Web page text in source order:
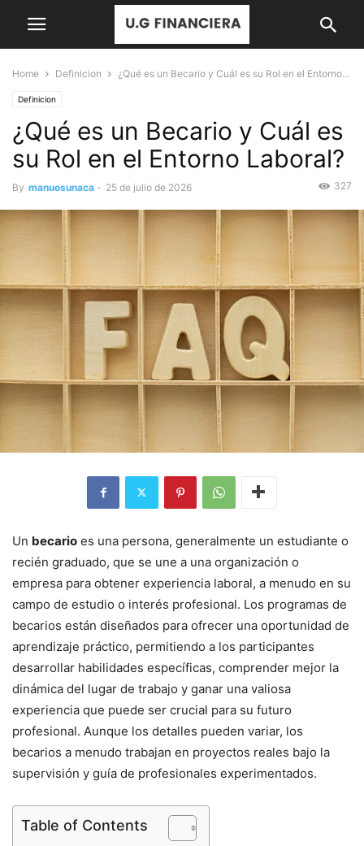
Home Definicion ¿Qué es un Becario y Cuál es su Rol en el Entorno...
Definicion
¿Qué es un Becario y Cuál es
su Rol en el Entorno Laboral?
By manuosunaca - 25 de julio de 2026 327
Un becario es una persona, generalmente un estudiante o
recién graduado, que se une a una organización o
empresa para obtener experiencia laboral, a menudo en su
campo de estudio o interés profesional. Los programas de
becarios están diseñados para ofrecer una oportunidad de
aprendizaje práctico, permitiendo a los participantes
desarrollar habilidades específicas, comprender mejor la
dinámica del lugar de trabajo y ganar una valiosa
experiencia que puede ser crucial para su futuro
profesional. Aunque los detalles pueden variar, los
becarios a menudo trabajan en proyectos reales bajo la
supervisión y guía de profesionales experimentados.
Table of Contents